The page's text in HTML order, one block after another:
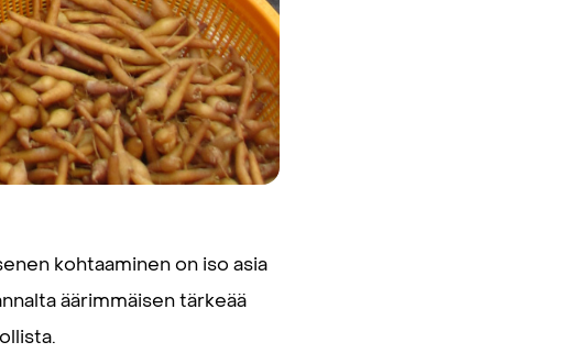
kohtaaminen on iso asia
äärimmäisen tärkeää